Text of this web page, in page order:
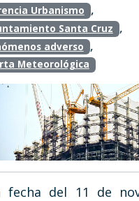
Urbanismo ,
Santa Cruz ,
adverso ,
Meteorológica
fecha del 11 de